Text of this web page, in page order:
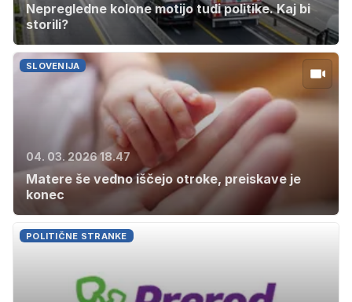
Nepregledne kolone motijo tudi politike. Kaj bi
storili?
SLOVENIJA
04. 03. 2026 18.47
Matere še vedno iščejo otroke, preiskave je
konec
POLITIČNE STRANKE